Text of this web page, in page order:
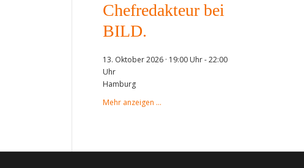
Chefredakteur bei
BILD.
13. Oktober 2026 · 19:00 Uhr-22:00
Uhr
Hamburg
Mehr anzeigen …